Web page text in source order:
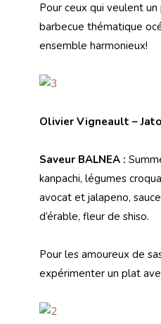
Pour ceux qui veulent
barbecue thématique
ensemble harmonieux!
Olivier Vigneault –
Saveur BALNEA :
kanpachi, légumes
avocat et jalapeno,
d’érable, fleur de shiso.
Pour les amoureux de
expérimenter un plat